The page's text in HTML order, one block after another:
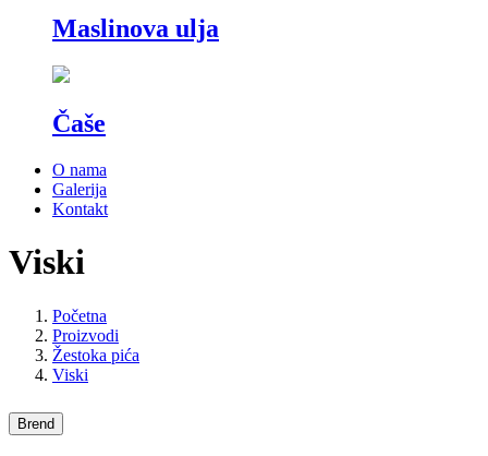
Maslinova ulja
Čaše
O nama
Galerija
Kontakt
Viski
Početna
Proizvodi
Žestoka pića
Viski
Brend